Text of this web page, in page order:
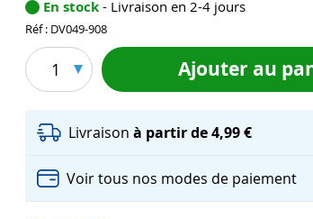
En stock - Livraison en 2-4 jours
Réf : DV049-908
1 Ajouter au
Livraisonà partir de 4,99 €
Voir tous nos modes de paiement